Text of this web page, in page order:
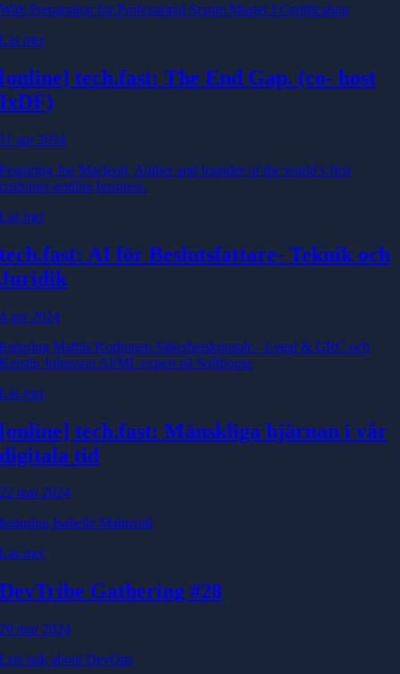
With Preparation for Professional Scrum Master I Certification
Läs mer
[online] tech.fast: The End Gap. (co- host
IxDF)
11 apr 2024
Featuring Joe Macleod, Auther and founder of the world’s first
customer-ending business.
Läs mer
tech.fast: AI för Beslutsfattare- Teknik och
Juridik
4 apr 2024
featuring Mathis Korhonen Säkerhetskonsult – Legal & GRC och
Kerstin Johnsson AI/ML expert på Softhouse
Läs mer
[online] tech.fast: Mänskliga hjärnan i vår
digitala tid
22 mar 2024
featuring Isabelle Malmvall
Läs mer
DevTribe Gathering #28
20 mar 2024
Lets talk about DevOps